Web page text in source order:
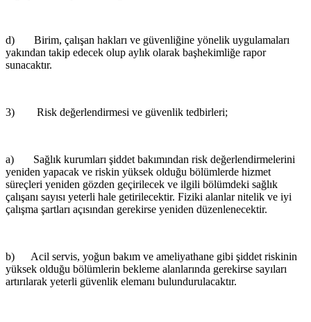
d) Birim, çalışan hakları ve güvenliğine yönelik uygulamaları
yakından takip edecek olup aylık olarak başhekimliğe rapor
sunacaktır.
3) Risk değerlendirmesi ve güvenlik tedbirleri;
a) Sağlık kurumları şiddet bakımından risk değerlendirmelerini
yeniden yapacak ve riskin yüksek olduğu bölümlerde hizmet
süreçleri yeniden gözden geçirilecek ve ilgili bölümdeki sağlık
çalışanı sayısı yeterli hale getirilecektir. Fiziki alanlar nitelik ve iyi
çalışma şartları açısından gerekirse yeniden düzenlenecektir.
b) Acil servis, yoğun bakım ve ameliyathane gibi şiddet riskinin
yüksek olduğu bölümlerin bekleme alanlarında gerekirse sayıları
artırılarak yeterli güvenlik elemanı bulundurulacaktır.